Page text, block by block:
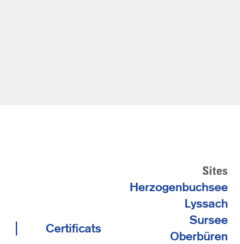
Certificats
Sites
Herzogenbuchsee
Lyssach
Sursee
Oberbüren